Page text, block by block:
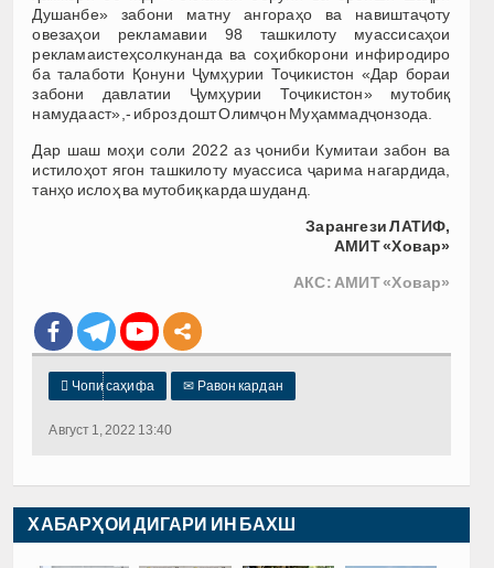
Душанбе» забони матну ангораҳо ва навиштаҷоту
овезаҳои рекламавии 98 ташкилоту муассисаҳои
рекламаистеҳсолкунанда ва соҳибкорони инфиродиро
ба талаботи Қонуни Ҷумҳурии Тоҷикистон «Дар бораи
забони давлатии Ҷумҳурии Тоҷикистон» мутобиқ
намудааст»,- иброз дошт Олимҷон Муҳаммадҷонзода.
Дар шаш моҳи соли 2022 аз ҷониби Кумитаи забон ва
истилоҳот ягон ташкилоту муассиса ҷарима нагардида,
танҳо ислоҳ ва мутобиқ карда шуданд.
Зарангези ЛАТИФ,
АМИТ «Ховар»
АКС: АМИТ «Ховар»
 Чопи саҳифа ✉ Равон кардан
Август 1, 2022 13:40
ХАБАРҲОИ ДИГАРИ ИН БАХШ